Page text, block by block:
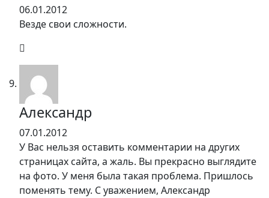
06.01.2012
Везде свои сложности.
Александр
07.01.2012
У Вас нельзя оставить комментарии на других
страницах сайта, а жаль. Вы прекрасно выглядите
на фото. У меня была такая проблема. Пришлось
поменять тему. С уважением, Александр